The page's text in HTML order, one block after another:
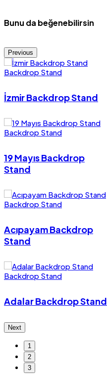
Bunu da beğenebilirsin
Previous
Backdrop Stand
İzmir Backdrop Stand
Backdrop Stand
19 Mayıs Backdrop
Stand
Backdrop Stand
Acıpayam Backdrop
Stand
Backdrop Stand
Adalar Backdrop Stand
Next
1
2
3